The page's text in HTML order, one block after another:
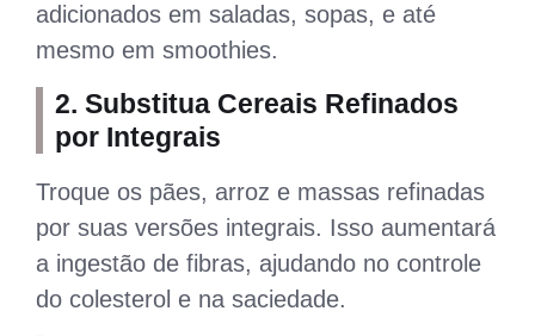
adicionados em saladas, sopas, e até
mesmo em smoothies.
2. Substitua Cereais Refinados
por Integrais
Troque os pães, arroz e massas refinadas
por suas versões integrais. Isso aumentará
a ingestão de fibras, ajudando no controle
do colesterol e na saciedade.